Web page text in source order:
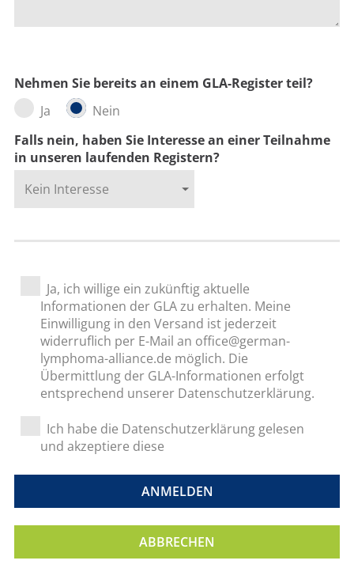
Nehmen Sie bereits an einem GLA-Register teil?
Ja
Nein
Falls nein, haben Sie Interesse an einer Teilnahme
in unseren laufenden Registern?
Ja, ich willige ein zukünftig aktuelle
Informationen der GLA zu erhalten. Meine
Einwilligung in den Versand ist jederzeit
widerruflich per E-Mail an office@german-
lymphoma-alliance.de möglich. Die
Übermittlung der GLA-Informationen erfolgt
entsprechend unserer Datenschutzerklärung.
Ich habe die Datenschutzerklärung gelesen
und akzeptiere diese